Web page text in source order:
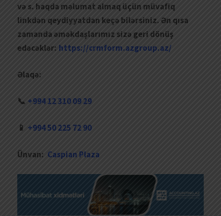
və s. haqda məlumat almaq üçün müvafiq
linkdən qeydiyyatdan keçə bilərsiniz. Ən qısa
zamanda əməkdaşlarımız sizə geri dönüş
edəcəklər: https://crmform.azgroup.az/
Əlaqə:
📞 +994 12 310 09 29
📱 +994 50 225 72 90
Ünvan: Caspian Plaza